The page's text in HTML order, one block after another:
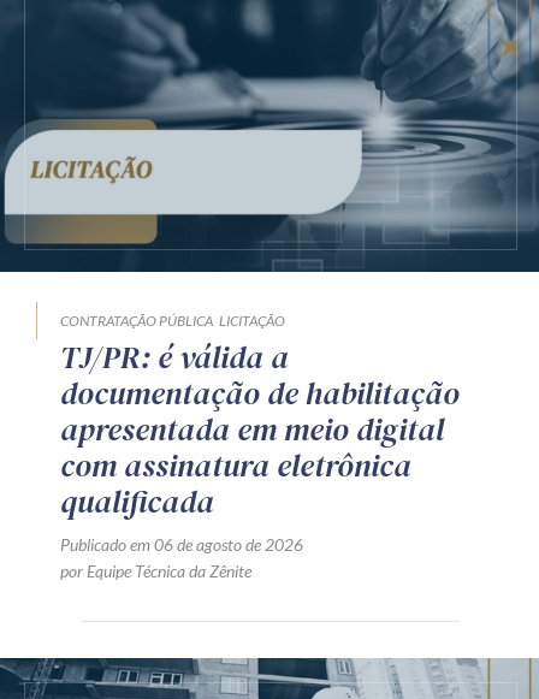
CONTRATAÇÃO PÚBLICA LICITAÇÃO
TJ/PR: é válida a
documentação de habilitação
apresentada em meio digital
com assinatura eletrônica
qualificada
Publicado em 06 de agosto de 2026
por Equipe Técnica da Zênite